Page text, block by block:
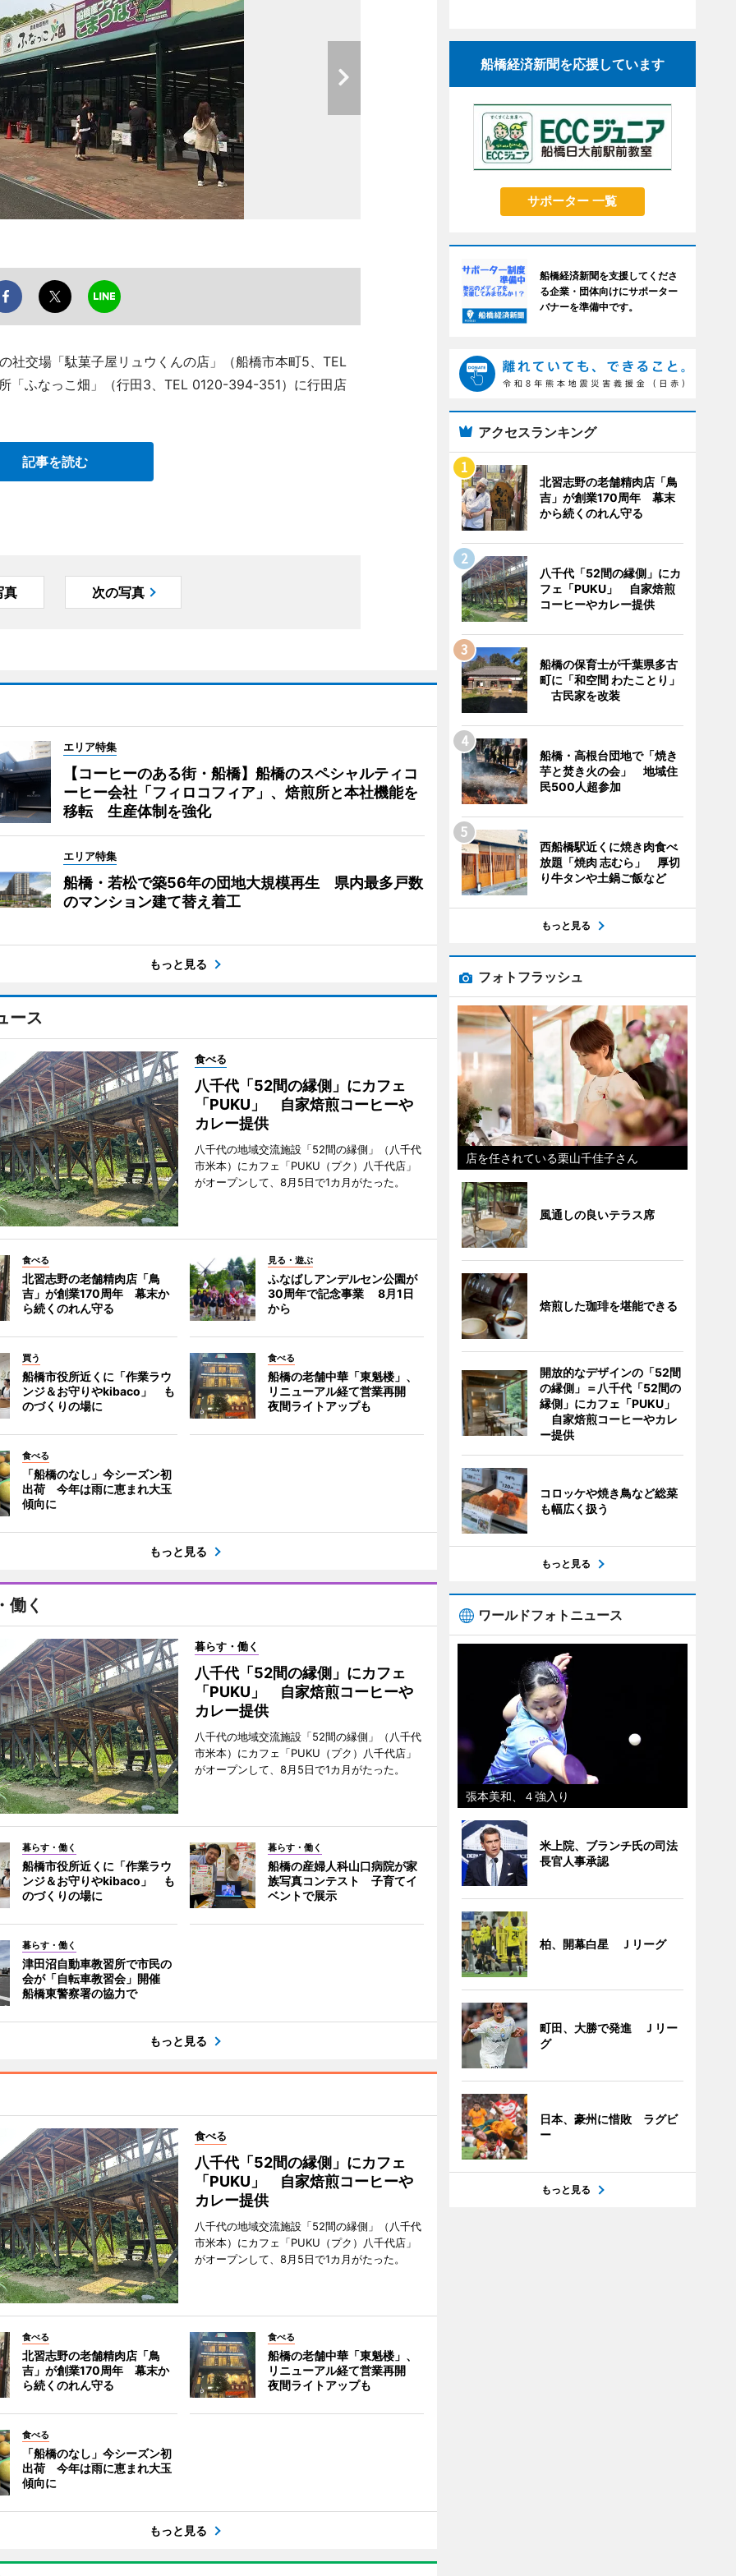
社交場「駄菓子屋リュウくんの店」（船橋市本町5、TEL
ふなっこ畑」（行田3、TEL 0120-394-351）に行田店
記事を読む
真 次の写真
エリア特集
【コーヒーのある街・船橋】船橋のスペシャルティコ
ーヒー会社「フィロコフィア」、焙煎所と本社機能を
移転 生産体制を強化
エリア特集
船橋・若松で築56年の団地大規模再生 県内最多戸数
のマンション建て替え着工
もっと見る
ース
食べる
八千代「52間の縁側」にカフェ
「PUKU」 自家焙煎コーヒーや
カレー提供
八千代の地域交流施設「52間の縁側」（八千代
市米本）にカフェ「PUKU（プク）八千代店」
がオープンして、8月5日で1カ月がたった。
食べる
北習志野の老舗精肉店「鳥
吉」が創業170周年 幕末か
ら続くのれん守る
見る・遊ぶ
ふなばしアンデルセン公園が
30周年で記念事業 8月1日
から
買う
船橋市役所近くに「作業ラウ
ンジ＆お守りやkibaco」 も
のづくりの場に
食べる
船橋の老舗中華「東魁楼」、
リニューアル経て営業再開
夜間ライトアップも
食べる
「船橋のなし」今シーズン初
出荷 今年は雨に恵まれ大玉
傾向に
もっと見る
働く
暮らす・働く
八千代「52間の縁側」にカフェ
「PUKU」 自家焙煎コーヒーや
カレー提供
八千代の地域交流施設「52間の縁側」（八千代
市米本）にカフェ「PUKU（プク）八千代店」
がオープンして、8月5日で1カ月がたった。
暮らす・働く
船橋市役所近くに「作業ラウ
ンジ＆お守りやkibaco」 も
のづくりの場に
暮らす・働く
船橋の産婦人科山口病院が家
族写真コンテスト 子育てイ
ベントで展示
暮らす・働く
津田沼自動車教習所で市民の
会が「自転車教習会」開催
船橋東警察署の協力で
もっと見る
食べる
八千代「52間の縁側」にカフェ
「PUKU」 自家焙煎コーヒーや
カレー提供
八千代の地域交流施設「52間の縁側」（八千代
市米本）にカフェ「PUKU（プク）八千代店」
がオープンして、8月5日で1カ月がたった。
食べる
北習志野の老舗精肉店「鳥
吉」が創業170周年 幕末か
ら続くのれん守る
食べる
船橋の老舗中華「東魁楼」、
リニューアル経て営業再開
夜間ライトアップも
食べる
「船橋のなし」今シーズン初
出荷 今年は雨に恵まれ大玉
傾向に
もっと見る
船橋経済新聞を応援しています
サポーター 一覧
船橋経済新聞を支援してくださ
る企業・団体向けにサポーター
バナーを準備中です。
アクセスランキング
北習志野の老舗精肉店「鳥
吉」が創業170周年 幕末
から続くのれん守る
八千代「52間の縁側」にカ
フェ「PUKU」 自家焙煎
コーヒーやカレー提供
船橋の保育士が千葉県多古
町に「和空間 わたことり」
古民家を改装
船橋・高根台団地で「焼き
芋と焚き火の会」 地域住
民500人超参加
西船橋駅近くに焼き肉食べ
放題「焼肉 志むら」 厚切
り牛タンや土鍋ご飯など
もっと見る
フォトフラッシュ
店を任されている栗山千佳子さん
風通しの良いテラス席
焙煎した珈琲を堪能できる
開放的なデザインの「52間
の縁側」＝八千代「52間の
縁側」にカフェ「PUKU」
自家焙煎コーヒーやカレ
ー提供
コロッケや焼き鳥など総菜
も幅広く扱う
もっと見る
ワールドフォトニュース
張本美和、４強入り
米上院、ブランチ氏の司法
長官人事承認
柏、開幕白星 Ｊリーグ
町田、大勝で発進 Ｊリー
グ
日本、豪州に惜敗 ラグビ
ー
もっと見る